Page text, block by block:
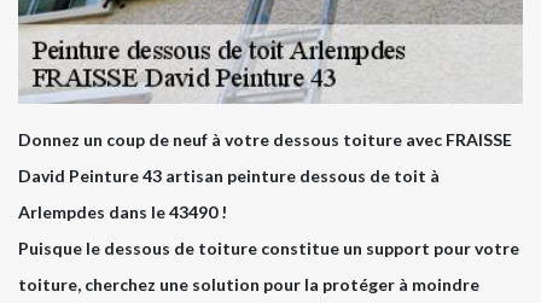
Donnez un coup de neuf à votre dessous toiture avec FRAISSE
David Peinture 43 artisan peinture dessous de toit à
Arlempdes dans le 43490 !
Puisque le dessous de toiture constitue un support pour votre
toiture, cherchez une solution pour la protéger à moindre